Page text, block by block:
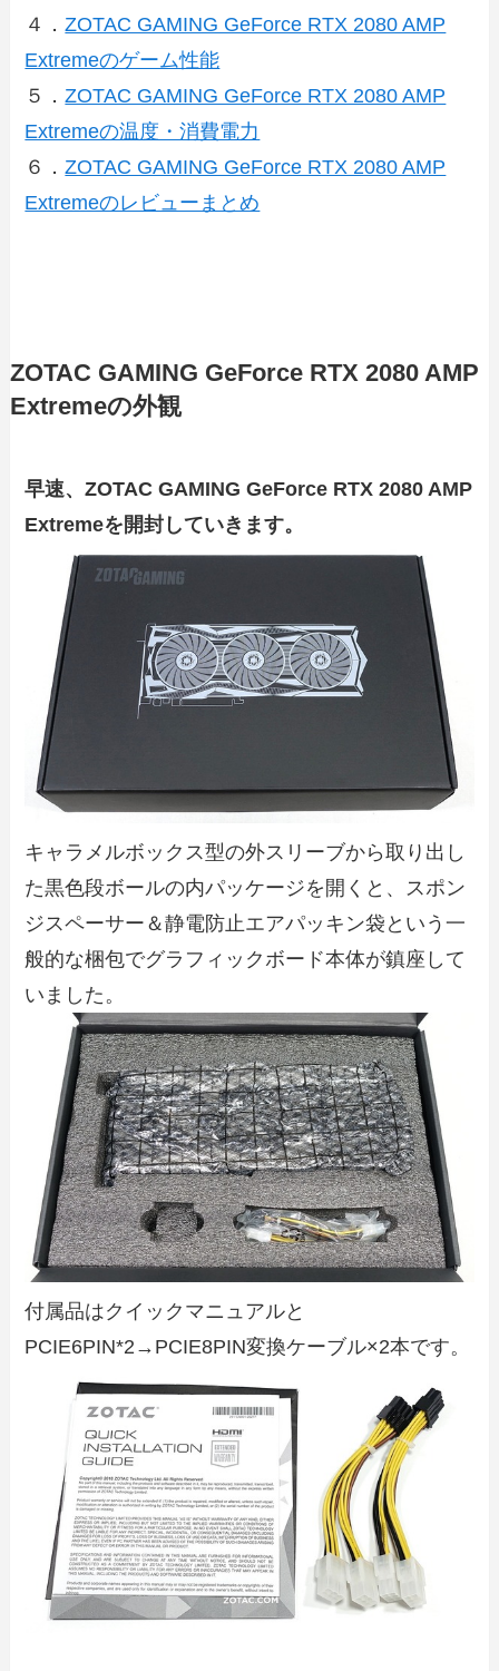
４．ZOTAC GAMING GeForce RTX 2080 AMP
Extremeのゲーム性能
５．ZOTAC GAMING GeForce RTX 2080 AMP
Extremeの温度・消費電力
６．ZOTAC GAMING GeForce RTX 2080 AMP
Extremeのレビューまとめ
ZOTAC GAMING GeForce RTX 2080 AMP
Extremeの外観
早速、ZOTAC GAMING GeForce RTX 2080 AMP
Extremeを開封していきます。
キャラメルボックス型の外スリーブから取り出し
た黒色段ボールの内パッケージを開くと、スポン
ジスペーサー＆静電防止エアパッキン袋という一
般的な梱包でグラフィックボード本体が鎮座して
いました。
付属品はクイックマニュアルと
PCIE6PIN*2→PCIE8PIN変換ケーブル×2本です。